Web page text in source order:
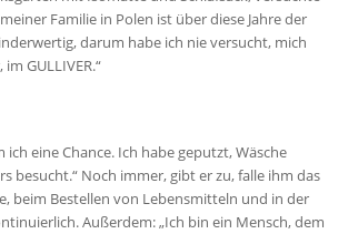
Familie in Polen ist über diese Jahre der
darum habe ich nie versucht, mich
GULLIVER.“
ich eine Chance. Ich habe geputzt, Wäsche
besucht.“ Noch immer, gibt er zu, falle ihm das
beim Bestellen von Lebensmitteln und in der
Außerdem: „Ich bin ein Mensch, dem